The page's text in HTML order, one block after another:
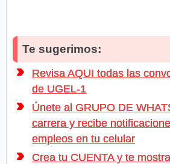
Te sugerimos:
Revisa AQUI todas las
de UGEL-1
Únete al GRUPO DE
carrera y recibe
empleos en tu celular
Crea tu CUENTA y te